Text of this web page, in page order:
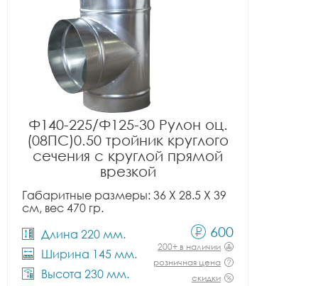
Ф140-225/Ф125-30 Рулон оц.
(08ПС)0.50 тройник круглого
сечения с круглой прямой
врезкой
Габаритные размеры: 36 X 28.5 X 39
см, вес 470 гр.
Длина 220 мм.
Ширина 145 мм.
Высота 230 мм.
600
200+ в наличии
розничная цена
скидки